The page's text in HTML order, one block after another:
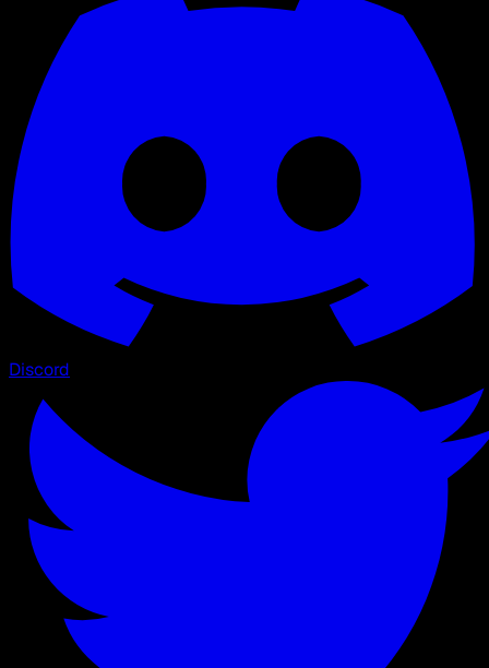
Discord